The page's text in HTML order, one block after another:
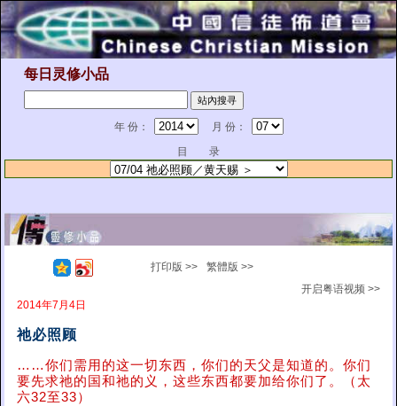
每日灵修小品
年 份：
月 份：
目 录
打印版 >>
繁體版 >>
开启粤语视频 >>
2014年7月4日
祂必照顾
……你们需用的这一切东西，你们的天父是知道的。你们
要先求祂的国和祂的义，这些东西都要加给你们了。（太
六32至33）